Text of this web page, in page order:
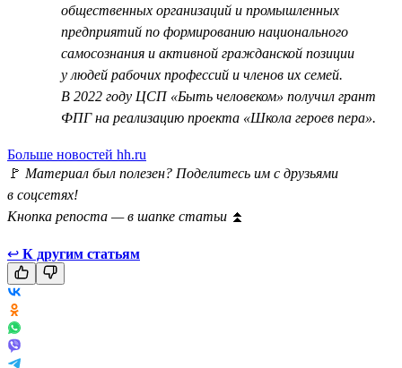
общественных организаций и промышленных
предприятий по формированию национального
самосознания и активной гражданской позиции
у людей рабочих профессий и членов их семей.
В 2022 году ЦСП «Быть человеком» получил грант
ФПГ на реализацию проекта «Школа героев пера».
Больше новостей hh.ru
🚩 Материал был полезен? Поделитесь им с друзьями
в соцсетях!
Кнопка репоста — в шапке статьи ⏫
↩ К другим статьям